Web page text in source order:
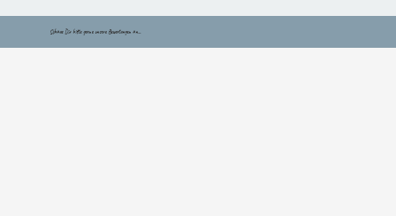
Schaue Dir bitte gerne unsere Bewertungen an...